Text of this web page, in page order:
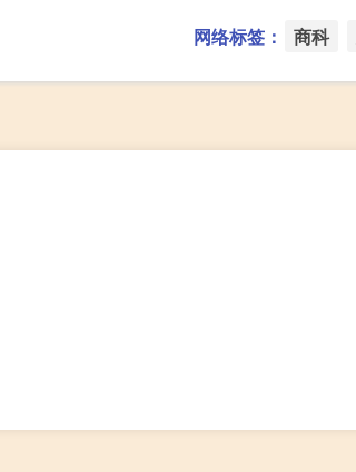
网络标签： 商科